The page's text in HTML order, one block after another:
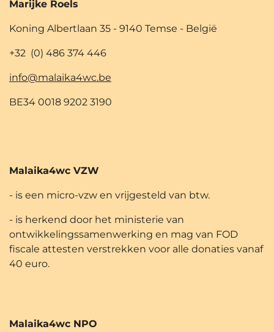
Marijke Roels
Koning Albertlaan 35 - 9140 Temse - België
+32 (0) 486 374 446
info@malaika4wc.be
BE34 0018 9202 3190
Malaika4wc VZW
- is een micro-vzw en vrijgesteld van btw.
- is herkend door het ministerie van
ontwikkelingssamenwerking en mag van FOD
fiscale attesten verstrekken voor alle donaties vanaf
40 euro.
Malaika4wc NPO